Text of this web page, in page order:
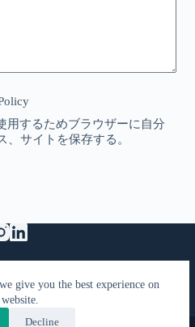
give you the best experience on
Decline
用するためブラウザーに自分
サイトを保存する。
と利用規約
FAQ
合わせ
- KimiyaCast